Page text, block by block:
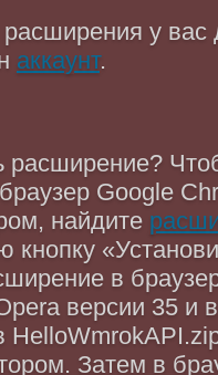
расширения у
аккаунт.
расширение?
Google
найдите
кнопку
в
версии 35 и
Затем в